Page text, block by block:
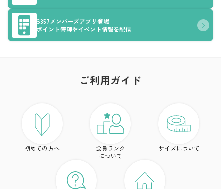
S357メンバーズアプリ登場
ポイント管理やイベント情報を配信
ご利用ガイド
初めての方へ
会員ランク
について
サイズについて